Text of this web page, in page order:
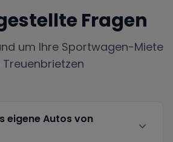
Fragen
um Ihre Sportwagen-Miete
Treuenbrietzen
eigene Autos von